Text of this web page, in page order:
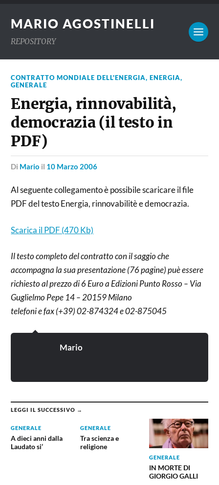
MARIO AGOSTINELLI
REPOSITORY
CONTRATTO MONDIALE DELL'ENERGIA,ENERGIA,
GENERALE
Energia, rinnovabilità,
democrazia (il testo in
PDF)
di Mario il 10 Marzo 2006
Al seguente collegamento è possibile scaricare il file
PDF del testo Energia, rinnovabilitè e democrazia.
Scarica il PDF (470 Kb)
Il testo completo del contratto con il saggio che
accompagna la sua presentazione (76 pagine) puè essere
richiesto al prezzo di 6 Euro a Edizioni Punto Rosso – Via
Guglielmo Pepe 14 – 20159 Milano
telefoni e fax (+39) 02-874324 e 02-875045
Mario
LEGGI IL SUCCESSIVO →
GENERALE
A dieci anni dalla
Laudato si’
GENERALE
Tra scienza e
religione
GENERALE
IN MORTE DI
GIORGIO GALLI